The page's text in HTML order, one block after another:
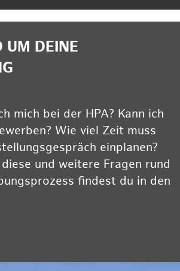
UM DEINE
mich bei der HPA? Kann ich
Wie viel Zeit muss
einplanen?
und weitere Fragen rund
findest du in den